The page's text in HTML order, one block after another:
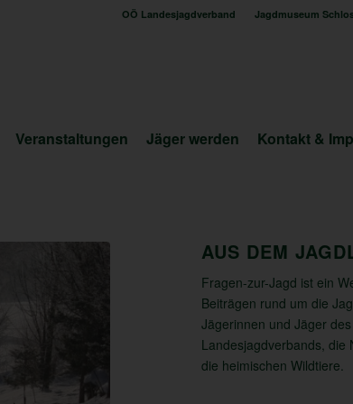
OÖ Landesjagdverband Jagdmuseum
Veranstaltungen Jäger werden Kontakt &
AUS DEM
Fragen-zur-Jagd ist ein
Beiträgen rund um die
Jägerinnen und Jäger
Landesjagdverbands, die
die heimischen Wildtiere.